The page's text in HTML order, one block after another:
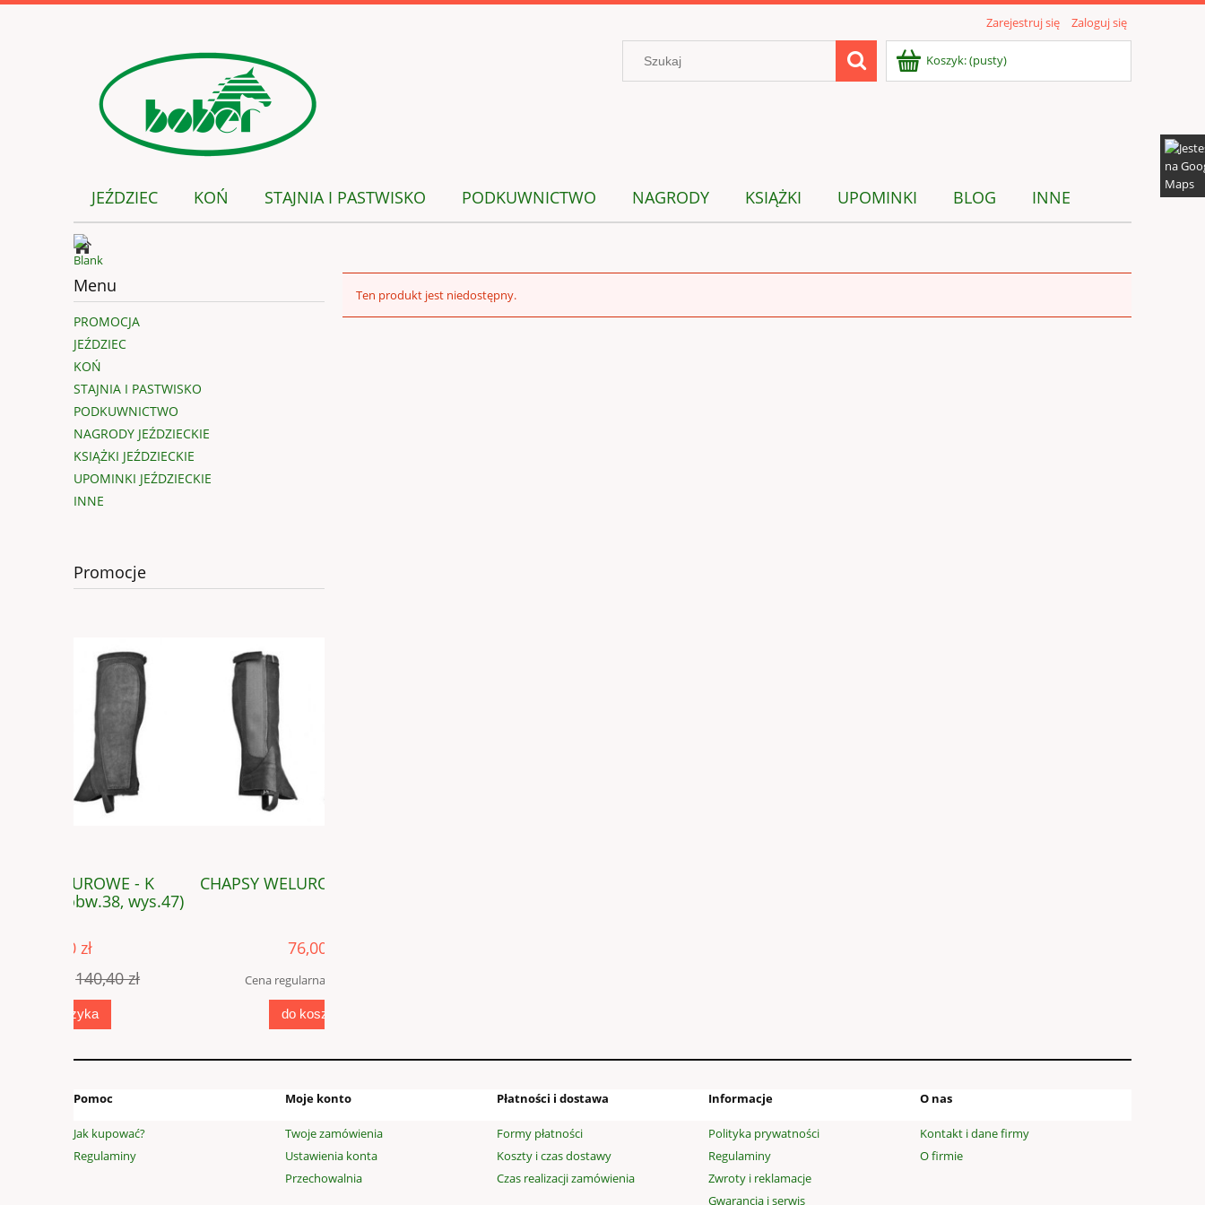
Zarejestruj się Zaloguj się
Koszyk:(pusty)
JEŹDZIEC KOŃ STAJNIA I PASTWISKO PODKUWNICTWO NAGRODY KSIĄŻKI UPOMINKI BLOG INNE
Menu
PROMOCJA
JEŹDZIEC
KOŃ
STAJNIA I PASTWISKO
PODKUWNICTWO
NAGRODY JEŹDZIECKIE
KSIĄŻKI JEŹDZIECKIE
UPOMINKI JEŹDZIECKIE
INNE
Promocje
CHAPSY WELUROWE - SZTYLPY
Cena regularna: 99,00 zł
Ten produkt jest niedostępny.
Pomoc
Jak kupować?
Regulaminy
Moje konto
Twoje zamówienia
Ustawienia konta
Przechowalnia
Płatności i dostawa
Formy płatności
Koszty i czas dostawy
Czas realizacji zamówienia
Informacje
Polityka prywatności
Regulaminy
Zwroty i reklamacje
Gwarancja i serwis
O nas
Kontakt i dane firmy
O firmie